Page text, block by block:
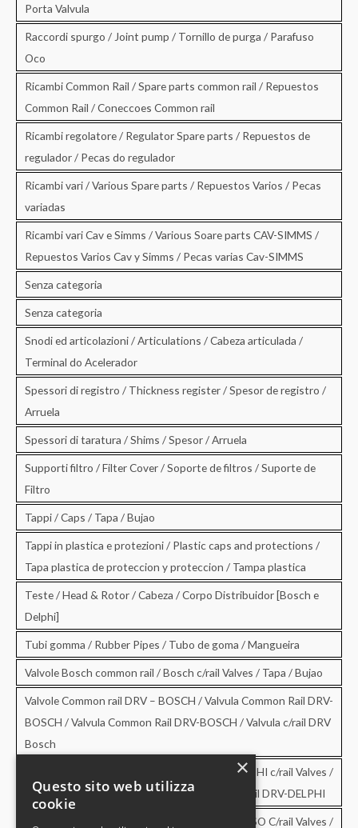
Porta Valvula
Raccordi spurgo / Joint pump / Tornillo de purga / Parafuso
Oco
Ricambi Common Rail / Spare parts common rail / Repuestos
Common Rail / Coneccoes Common rail
Ricambi regolatore / Regulator Spare parts / Repuestos de
regulador / Pecas do regulador
Ricambi vari / Various Spare parts / Repuestos Varios / Pecas
variadas
Ricambi vari Cav e Simms / Various Soare parts CAV-SIMMS /
Repuestos Varios Cav y Simms / Pecas varias Cav-SIMMS
Senza categoria
Senza categoria
Snodi ed articolazioni / Articulations / Cabeza articulada /
Terminal do Acelerador
Spessori di registro / Thickness register / Spesor de registro /
Arruela
Spessori di taratura / Shims / Spesor / Arruela
Supporti filtro / Filter Cover / Soporte de filtros / Suporte de
Filtro
Tappi / Caps / Tapa / Bujao
Tappi in plastica e protezioni / Plastic caps and protections /
Tapa plastica de proteccion y proteccion / Tampa plastica
Teste / Head & Rotor / Cabeza / Corpo Distribuidor [Bosch e
Delphi]
Tubi gomma / Rubber Pipes / Tubo de goma / Mangueira
Valvole Bosch common rail / Bosch c/rail Valves / Tapa / Bujao
Valvole Common rail DRV – BOSCH / Valvula Common Rail DRV-
BOSCH / Valvula Common Rail DRV-BOSCH / Valvula c/rail DRV
Bosch
Valvole Common rail DRV – DELPHI / DRV-DELPHI c/rail Valves /
Valvula Common Rail DRV-DELPHI / Valvula c/rail DRV-DELPHI
Valvole Common rail DRV – DENSO / DRV-DENSO C/rail Valves /
×
Questo sito web utilizza
cookie